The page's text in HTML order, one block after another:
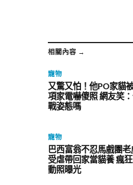
相關內容 →
寵物
又驚又怕！他PO家貓
項家電嚇傻照 網友笑
戰姿態嗎
寵物
巴西富翁不忍馬戲團老
受虐帶回家當貓養 瘋
動照曝光